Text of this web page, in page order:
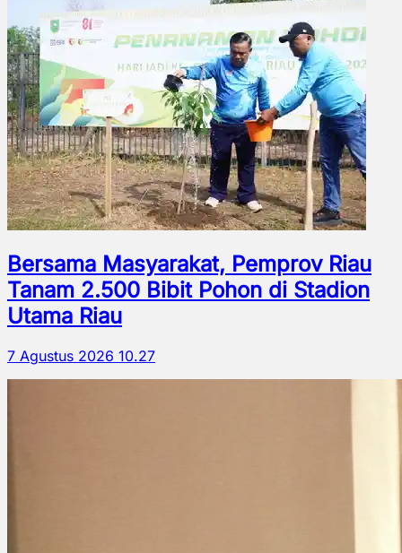
Bersama Masyarakat, Pemprov Riau
Tanam 2.500 Bibit Pohon di Stadion
Utama Riau
7 Agustus 2026 10.27